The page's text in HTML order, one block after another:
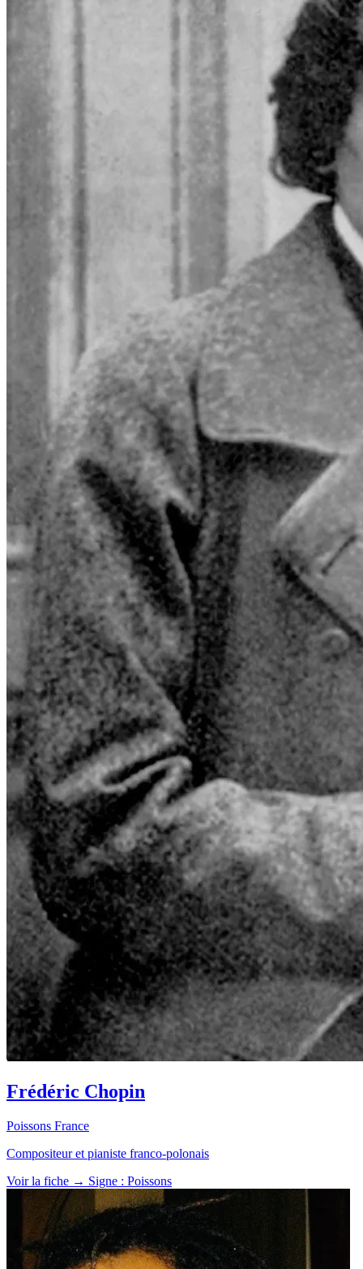
Frédéric Chopin
Poissons France
Compositeur et pianiste franco-polonais
Voir la fiche → Signe : Poissons